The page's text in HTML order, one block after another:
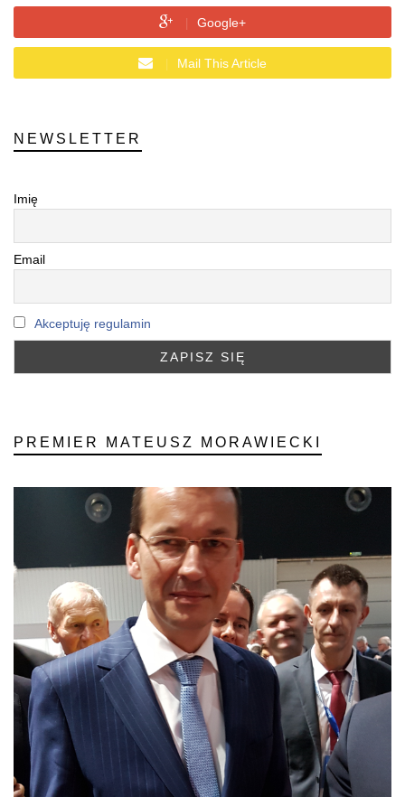
Google+
Mail This Article
NEWSLETTER
Imię
Email
Akceptuję regulamin
PREMIER MATEUSZ MORAWIECKI